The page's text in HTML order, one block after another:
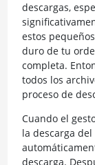
descargas,
estos
duro de tu
completa.
todos los
proceso de
Cuando el
la descarga
descarga.